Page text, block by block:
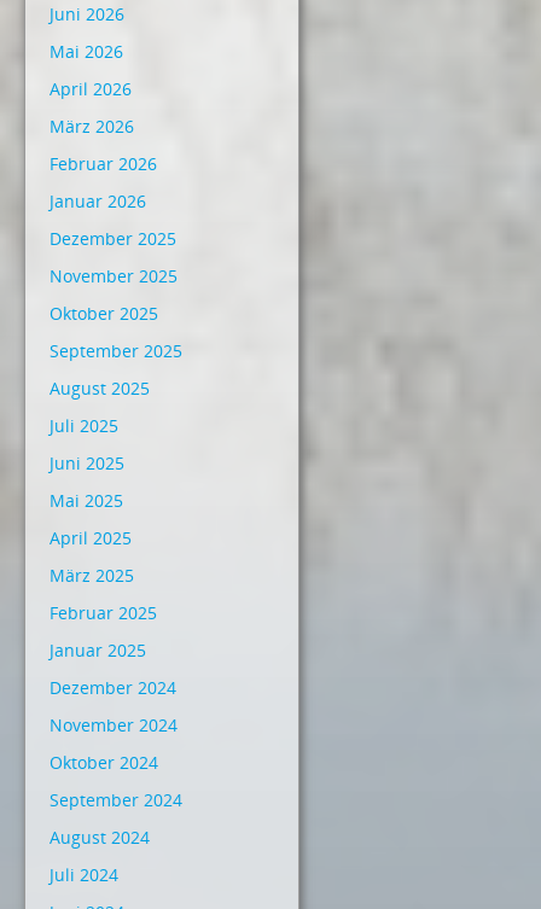
Juni 2026
Mai 2026
April 2026
März 2026
Februar 2026
Januar 2026
Dezember 2025
November 2025
Oktober 2025
September 2025
August 2025
Juli 2025
Juni 2025
Mai 2025
April 2025
März 2025
Februar 2025
Januar 2025
Dezember 2024
November 2024
Oktober 2024
September 2024
August 2024
Juli 2024